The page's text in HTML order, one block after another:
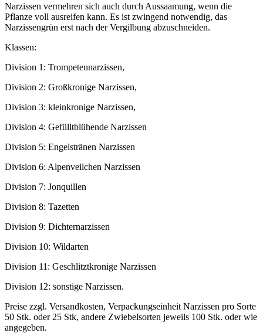
Narzissen vermehren sich auch durch Aussaamung, wenn die
Pflanze voll ausreifen kann. Es ist zwingend notwendig, das
Narzissengrün erst nach der Vergilbung abzuschneiden.
Klassen:
Division 1: Trompetennarzissen,
Division 2: Großkronige Narzissen,
Division 3: kleinkronige Narzissen,
Division 4: Gefülltblühende Narzissen
Division 5: Engelstränen Narzissen
Division 6: Alpenveilchen Narzissen
Division 7: Jonquillen
Division 8: Tazetten
Division 9: Dichternarzissen
Division 10: Wildarten
Division 11: Geschlitztkronige Narzissen
Division 12: sonstige Narzissen.
Preise zzgl. Versandkosten, Verpackungseinheit Narzissen pro Sorte
50 Stk. oder 25 Stk, andere Zwiebelsorten jeweils 100 Stk. oder wie
angegeben.